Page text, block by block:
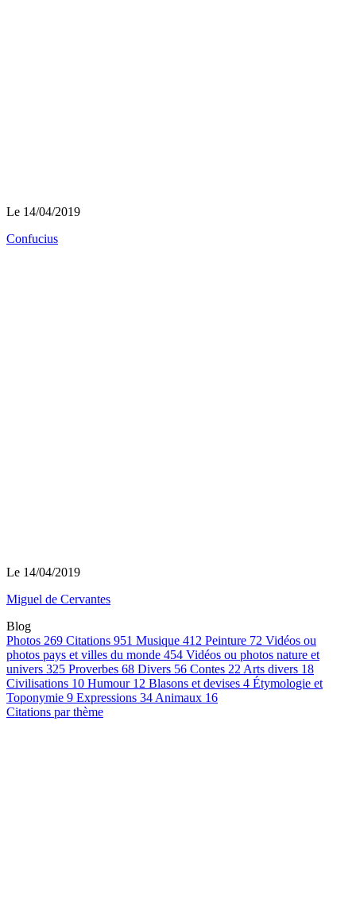
Le 14/04/2019
Confucius
Le 14/04/2019
Miguel de Cervantes
Blog
Photos 269 Citations 951 Musique 412 Peinture 72 Vidéos ou
photos pays et villes du monde 454 Vidéos ou photos nature et
univers 325 Proverbes 68 Divers 56 Contes 22 Arts divers 18
Civilisations 10 Humour 12 Blasons et devises 4 Étymologie et
Toponymie 9 Expressions 34 Animaux 16
Citations par thème